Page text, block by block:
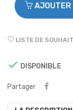
AJOUTER
LISTE DE
 DISPONIBLE
Partager